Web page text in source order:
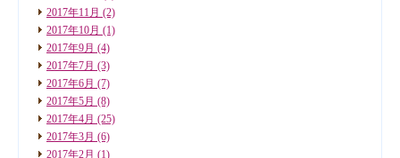
2017年11月 (2)
2017年10月 (1)
2017年9月 (4)
2017年7月 (3)
2017年6月 (7)
2017年5月 (8)
2017年4月 (25)
2017年3月 (6)
2017年2月 (1)